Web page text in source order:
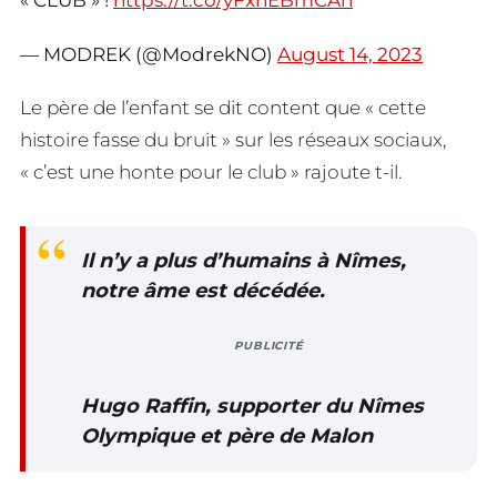
— MODREK (@ModrekNO) August 14, 2023
Le père de l’enfant se dit content que « cette
histoire fasse du bruit » sur les réseaux sociaux,
« c’est une honte pour le club » rajoute t-il.
Il n’y a plus d’humains à Nîmes,
notre âme est décédée.
PUBLICITÉ
Hugo Raffin, supporter du Nîmes
Olympique et père de Malon